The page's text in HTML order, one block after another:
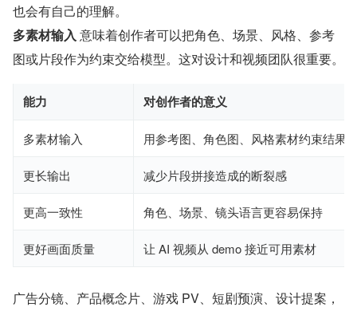
也会有自己的理解。
多素材输入 意味着创作者可以把角色、场景、风格、参考
图或片段作为约束交给模型。这对设计和视频团队很重要。
能力 对创作者的意义
多素材输入 用参考图、角色图、风格素材约束结果
更长输出 减少片段拼接造成的断裂感
更高一致性 角色、场景、镜头语言更容易保持
更好画面质量 让 AI 视频从 demo 接近可用素材
广告分镜、产品概念片、游戏 PV、短剧预演、设计提案，